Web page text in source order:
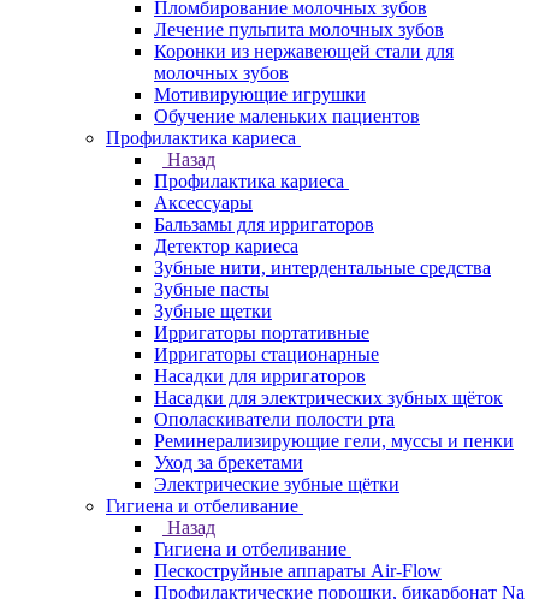
Пломбирование молочных зубов
Лечение пульпита молочных зубов
Коронки из нержавеющей стали для
молочных зубов
Мотивирующие игрушки
Обучение маленьких пациентов
Профилактика кариеса
Назад
Профилактика кариеса
Аксессуары
Бальзамы для ирригаторов
Детектор кариеса
Зубные нити, интердентальные средства
Зубные пасты
Зубные щетки
Ирригаторы портативные
Ирригаторы стационарные
Насадки для ирригаторов
Насадки для электрических зубных щёток
Ополаскиватели полости рта
Реминерализирующие гели, муссы и пенки
Уход за брекетами
Электрические зубные щётки
Гигиена и отбеливание
Назад
Гигиена и отбеливание
Пескоструйные аппараты Air-Flow
Профилактические порошки, бикарбонат Na